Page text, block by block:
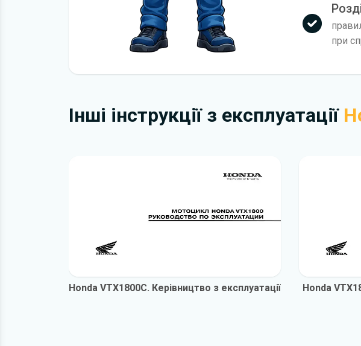
при
Інші інструкції з експлуатації
Honda VTX1800C. Керівництво з експлуатації Honda